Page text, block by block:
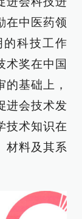
在中医药领
科技工作
术奖在中国
基础上，
进会技术发
技术知识在
材料及其系